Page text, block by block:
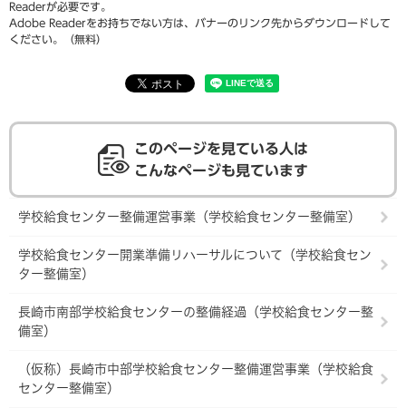
Readerが必要です。
Adobe Readerをお持ちでない方は、バナーのリンク先からダウンロードして
ください。（無料）
このページを見ている人は
こんなページも見ています
学校給食センター整備運営事業（学校給食センター整備室）
学校給食センター開業準備リハーサルについて（学校給食セン
ター整備室）
長崎市南部学校給食センターの整備経過（学校給食センター整
備室）
（仮称）長崎市中部学校給食センター整備運営事業（学校給食
センター整備室）